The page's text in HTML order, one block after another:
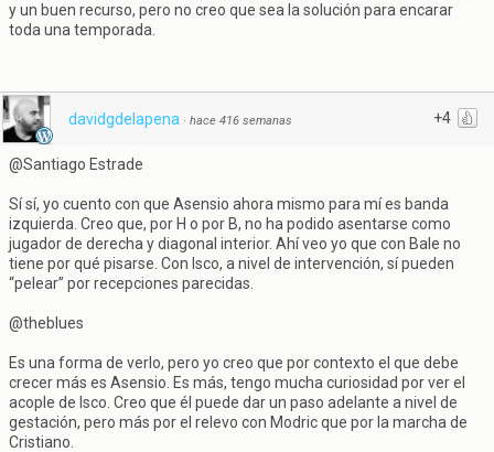
y un buen recurso, pero no creo que sea la solución para encarar
toda una temporada.
+4
davidgdelapena · hace 416 semanas
@Santiago Estrade
Sí sí, yo cuento con que Asensio ahora mismo para mí es banda
izquierda. Creo que, por H o por B, no ha podido asentarse como
jugador de derecha y diagonal interior. Ahí veo yo que con Bale no
tiene por qué pisarse. Con Isco, a nivel de intervención, sí pueden
“pelear” por recepciones parecidas.
@theblues
Es una forma de verlo, pero yo creo que por contexto el que debe
crecer más es Asensio. Es más, tengo mucha curiosidad por ver el
acople de Isco. Creo que él puede dar un paso adelante a nivel de
gestación, pero más por el relevo con Modric que por la marcha de
Cristiano.